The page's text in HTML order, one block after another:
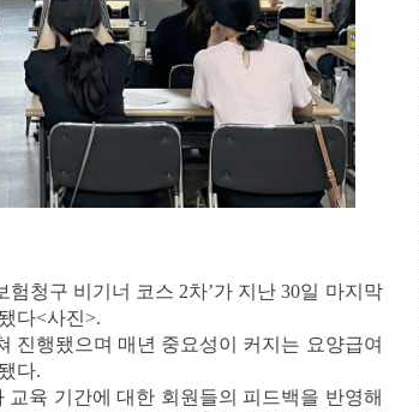
청구 비기너 코스 2차’가 지난 30일 마지막
다<사진>.
진행됐으며 매년 중요성이 커지는 요양급여
다.
육 기간에 대한 회원들의 피드백을 반영해